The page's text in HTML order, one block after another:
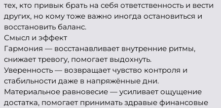
тех, кто привык брать на себя ответственность и вести
других, но кому тоже важно иногда остановиться и
восстановить баланс.
Смысл и эффект
Гармония — восстанавливает внутренние ритмы,
снижает тревогу, помогает выдохнуть.
Уверенность — возвращает чувство контроля и
стабильности даже в напряжённые дни.
Материальное равновесие — усиливает ощущение
достатка, помогает принимать здравые финансовые